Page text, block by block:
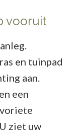
vooruit
en tuinpad
aan.
een
ziet uw